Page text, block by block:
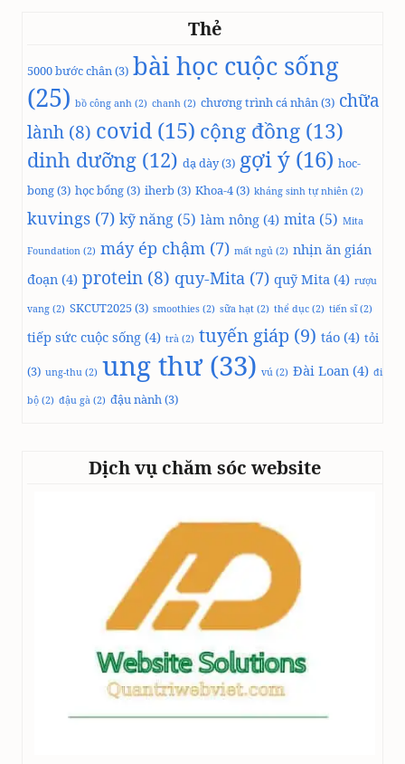
Thẻ
5000 bước chân(3) bài học cuộc sống
(25) bồ công anh (2) chanh (2) chương trình cá nhân(3) chữa
lành (8) covid (15) cộng đồng (13)
dinh dưỡng (12) dạ dày(3) gợi ý (16) hoc-
bong(3) học bổng(3) iherb(3) Khoa-4(3) kháng sinh tự nhiên (2)
kuvings (7) kỹ năng (5) làm nông (4) mita (5) Mita
Foundation (2) máy ép chậm (7) mất ngủ (2) nhịn ăn gián
đoạn (4) protein (8) quy-Mita (7) quỹ Mita (4) rượu
vang (2) SKCUT2025(3) smoothies (2) sữa hạt (2) thể dục (2) tiến sĩ(2)
tiếp sức cuộc sống (4) trà (2) tuyến giáp (9) táo (4) tỏi
(3) ung-thu (2) ung thư(33) vú (2) Đài Loan (4) đi
bộ (2) đậu gà (2) đậu nành(3)
Dịch vụ chăm sóc website